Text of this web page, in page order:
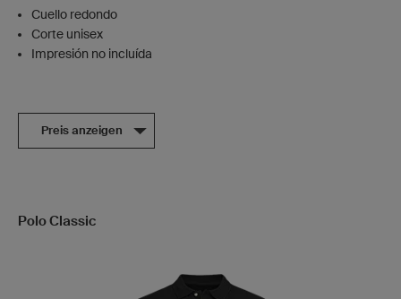
Cuello redondo
Corte unisex
Impresión no incluída
Preis anzeigen
Polo Classic